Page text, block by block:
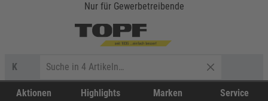
Nur für Gewerbetreibende
K
Aktionen Highlights Marken Service